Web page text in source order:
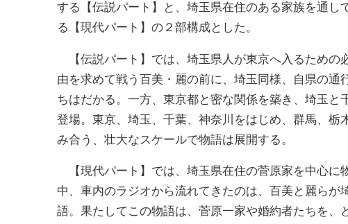
する【伝説パート】と、埼玉県在住のある家族を通
る【現代パート】の２部構成とした。
【伝説パート】では、埼玉県人が東京へ入るための
由を求めて戦う百美・麗の前に、埼玉同様、自県の
ちはだかる。一方、東京都と密な関係を築き、埼玉
登場。東京、埼玉、千葉、神奈川をはじめ、群馬、
み合う、壮大なスケールで物語は展開する。
【現代パート】では、埼玉県在住の菅原家を中心に
中、車内のラジオから流れてきたのは、百美と麗ら
語。果たしてこの物語は、菅原一家や婚約者たちを